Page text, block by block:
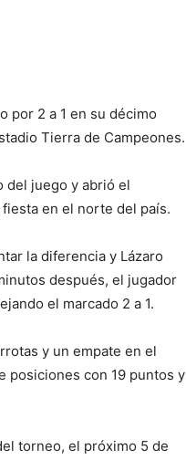
por 2 a 1 en su décimo
Tierra de Campeones.
del juego y abrió el
en el norte del país.
la diferencia y Lázaro
después, el jugador
el marcado 2 a 1.
y un empate en el
posiciones con 19 puntos y
torneo, el próximo 5 de